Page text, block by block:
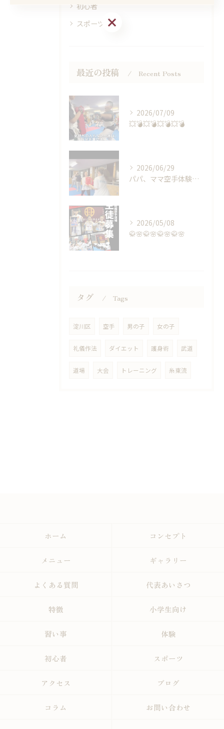
初心者
スポーツ
最近の投稿 Recent Posts
2026/07/09
💥💣💥💣💥💣💥💣
2026/06/29
パパ、ママ空手体験会🥋👊🏻
2026/05/08
🥋🌸🥋🌸🥋🌸🥋🌸
タグ Tags
淀川区 空手 男の子 女の子
礼儀作法 ダイエット 護身術 武道
道場 大会 トレーニング 糸東流
ホーム コンセプト
メニュー ギャラリー
よくある質問 代表あいさつ
特徴 小学生向け
習い事 体験
初心者 スポーツ
アクセス ブログ
コラム お問い合わせ
お問い合わせはこちら